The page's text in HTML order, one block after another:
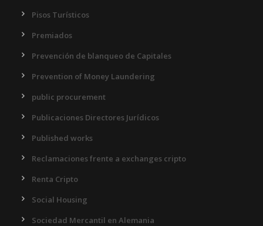
Pisos Turísticos
Premiados
Prevención de blanqueo de Capitales
Prevention of Money Laundering
public procurement
Publicaciones Directores Jurídicos
Published works
Reclamaciones frente a exchanges cripto
Renta Cripto
Social Housing
Sociedad Mercantil en Alemania